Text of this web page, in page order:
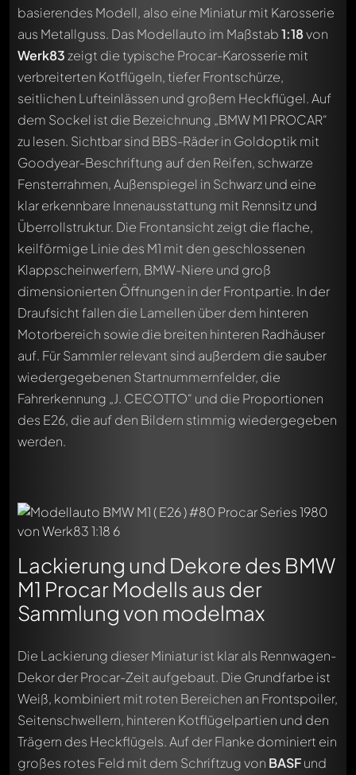
basierendes Modell, also eine Miniatur mit Karosserie
aus Metallguss. Das Modellauto im Maßstab1:18von
Werk83 zeigt die typische Procar-Karosserie mit
verbreiterten Kotflügeln, tiefer Frontschürze,
seitlichen Lufteinlässen und großem Heckflügel. Auf
dem Sockel ist die Bezeichnung „BMW M1 PROCAR“
zu lesen. Sichtbar sind BBS-Räder in Goldoptik mit
Goodyear-Beschriftung auf den Reifen, schwarze
Fensterrahmen, Außenspiegel in Schwarz und eine
klar erkennbare Innenausstattung mit Rennsitz und
Überrollstruktur. Die Frontansicht zeigt die flache,
keilförmige Linie des M1 mit den geschlossenen
Klappscheinwerfern, BMW-Niere und groß
dimensionierten Öffnungen in der Frontpartie. In der
Draufsicht fallen die Lamellen über dem hinteren
Motorbereich sowie die breiten hinteren Radhäuser
auf. Für Sammler relevant sind außerdem die sauber
wiedergegebenen Startnummernfelder, die
Fahrerkennung „J. CECOTTO“ und die Proportionen
des E26, die auf den Bildern stimmig wiedergegeben
werden.
Lackierung und Dekore des BMW
M1 Procar Modells aus der
Sammlung von modelmax
Die Lackierung dieser Miniatur ist klar als Rennwagen-
Dekor der Procar-Zeit aufgebaut. Die Grundfarbe ist
Weiß, kombiniert mit roten Bereichen an Frontspoiler,
Seitenschwellern, hinteren Kotflügelpartien und den
Trägern des Heckflügels. Auf der Flanke dominiert ein
großes rotes Feld mit dem Schriftzug von BASFund